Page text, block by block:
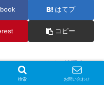
はてブ
コピー
Tak（サイト管理人）
検索 お問い合わせ